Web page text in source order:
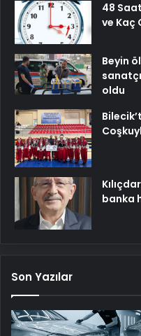
48
ve Kaç
Beyin
oldu
banka
Son Yazılar